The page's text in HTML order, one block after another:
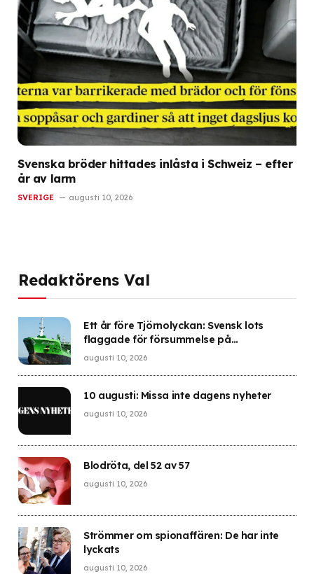
Svenska bröder hittades inlåsta i Schweiz – efter
år av larm
SVERIGE augusti 10, 2026
Redaktörens Val
Ett år före Tjörnolyckan: Svensk lots
flaggade för försummelse på
olycksfartyg
augusti 10, 2026
10 augusti: Missa inte dagens nyheter
augusti 10, 2026
Blodröta, del 52 av 57
augusti 10, 2026
Strömmer om spionaffären: De har inte
lyckats
augusti 10, 2026